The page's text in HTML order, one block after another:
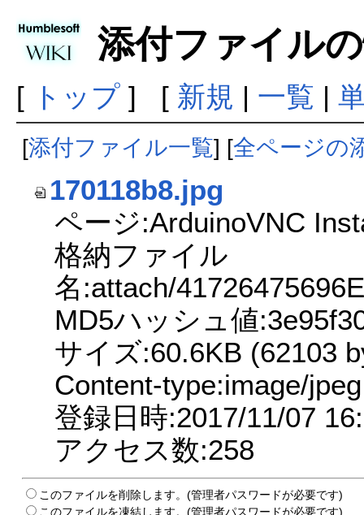
添付ファイル
[ トップ] [ 新規 | 一覧 |
[添付ファイル一覧] [全ページの
170118b8.jpg
ページ:ArduinoVNC
格納ファイル
名:attach/
MD5ハッシュ値
サイズ:60.6KB (62103
Content-type:image/jpeg
登録日時:2017/11/07
アクセス数:258
このファイルを削除します。(管理者パスワードが必要です)
このファイルを凍結します。(管理者パスワードが必要です)